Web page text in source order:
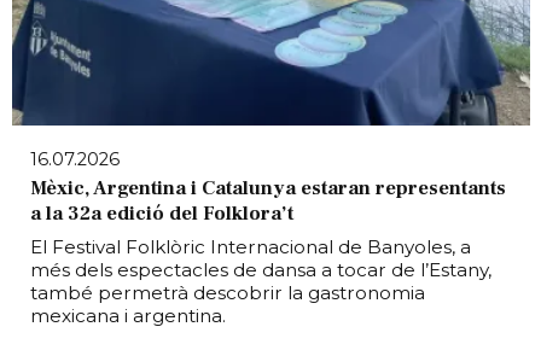
16.07.2026
Mèxic, Argentina i Catalunya estaran representants
a la 32a edició del Folklora’t
El Festival Folklòric Internacional de Banyoles, a
més dels espectacles de dansa a tocar de l’Estany,
també permetrà descobrir la gastronomia
mexicana i argentina.